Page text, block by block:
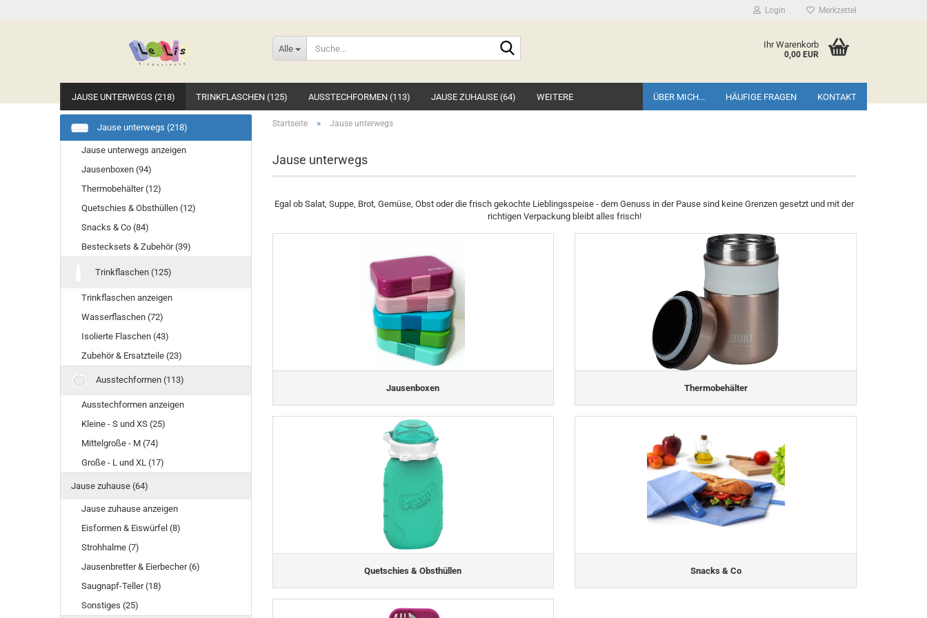
Login Merkzettel
Alle Ihr Warenkorb
0,00 EUR
JAUSE UNTERWEGS (218) TRINKFLASCHEN (125) AUSSTECHFORMEN (113) JAUSE ZUHAUSE (64) ÜBER MICH... HÄUFIGE FRAGEN KONTAKT
WEITERE
Startseite » Jause unterwegs
Jause unterwegs
Egal ob Salat, Suppe, Brot, Gemüse, Obst oder die frisch gekochte Lieblingsspeise - dem Genuss in der Pause sind keine Grenzen gesetzt und mit der
richtigen Verpackung bleibt alles frisch!
Jausenboxen Thermobehälter
Quetschies & Obsthüllen Snacks & Co
Jause unterwegs (218)
Jause unterwegs anzeigen
Jausenboxen (94)
Thermobehälter (12)
Quetschies & Obsthüllen (12)
Snacks & Co (84)
Bestecksets & Zubehör (39)
Trinkflaschen (125)
Trinkflaschen anzeigen
Wasserflaschen (72)
Isolierte Flaschen (43)
Zubehör & Ersatzteile (23)
Ausstechformen (113)
Ausstechformen anzeigen
Kleine - S und XS (25)
Mittelgroße - M (74)
Große - L und XL (17)
Jause zuhause (64)
Jause zuhause anzeigen
Eisformen & Eiswürfel (8)
Strohhalme (7)
Jausenbretter & Eierbecher (6)
Saugnapf-Teller (18)
Sonstiges (25)